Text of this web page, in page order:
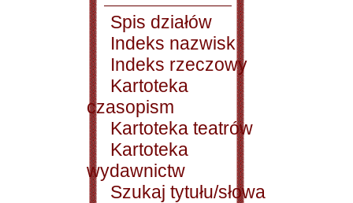
Spis działów
Indeks nazwisk
Indeks rzeczowy
Kartoteka
czasopism
Kartoteka teatrów
Kartoteka
wydawnictw
Szukaj tytułu/słowa